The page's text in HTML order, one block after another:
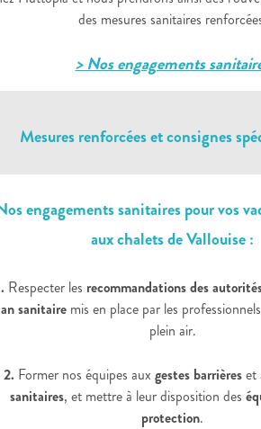
des mesures sanitaires
> Nos engagements
Mesures renforcées et consignes
engagements sanitaires pour vos
aux chalets de Vallouise :
Respecter les recommandations des
sanitaire mis en place par les
plein air.
2. Former nos équipes aux gestes barrièreset
sanitaires, et mettre à leur disposition des
protection.